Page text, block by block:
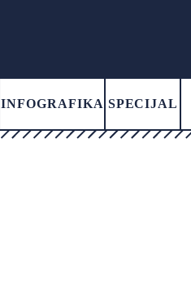
INFOGRAFIKA SPECIJAL